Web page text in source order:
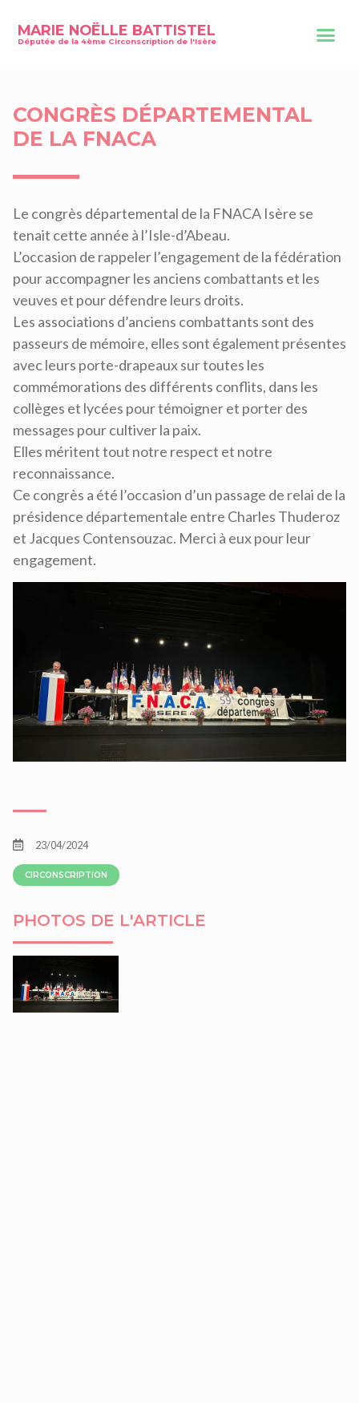
MARIE NOËLLE BATTISTEL
Députée de la 4ème Circonscription de l'Isère
CONGRÈS DÉPARTEMENTAL
DE LA FNACA
Le congrès départemental de la FNACA Isère se
tenait cette année à l’Isle-d’Abeau.
L’occasion de rappeler l’engagement de la fédération
pour accompagner les anciens combattants et les
veuves et pour défendre leurs droits.
Les associations d’anciens combattants sont des
passeurs de mémoire, elles sont également présentes
avec leurs porte-drapeaux sur toutes les
commémorations des différents conflits, dans les
collèges et lycées pour témoigner et porter des
messages pour cultiver la paix.
Elles méritent tout notre respect et notre
reconnaissance.
Ce congrès a été l’occasion d’un passage de relai de la
présidence départementale entre Charles Thuderoz
et Jacques Contensouzac. Merci à eux pour leur
engagement.
23/04/2024
CIRCONSCRIPTION
PHOTOS DE L'ARTICLE